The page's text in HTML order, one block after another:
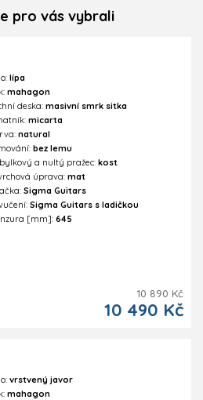
pro vás vybrali
lípa
mahagon
deska:masivní smrk sitka
micarta
natural
bez lemu
a nultý pražec:kost
úprava:mat
Sigma Guitars
Sigma Guitars s ladičkou
[mm]:645
10 890 Kč
10 490 Kč
vrstvený javor
mahagon